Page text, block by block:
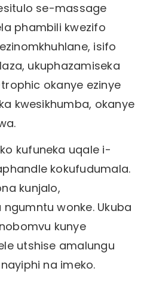
se-massage
phambili kwezifo
isifo
ukuphazamiseka
okanye ezinye
kwesikhumba, okanye
kufuneka uqale i-
kokufudumala.
kunjalo,
wonke. Ukuba
kunye
utshise amalungu
na imeko.